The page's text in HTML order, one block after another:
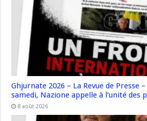
Ghjurnate 2026 – La Revue de Presse
samedi, Nazione appelle à l’unité des
8 août 2026